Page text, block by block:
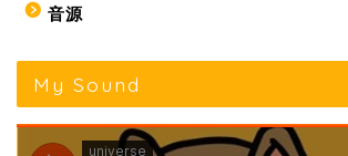
音源
My Sound